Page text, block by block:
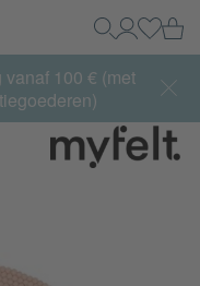
Zoeken
Mijn
>> nu bestellen
100 € (met